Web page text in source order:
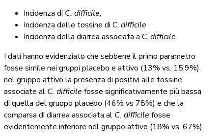
Incidenza di C. difficile,
Incidenza delle tossine di C. difficile
Incidenza della diarrea associata a C. difficile
I dati hanno evidenziato che sebbene il primo parametro
fosse simile nei gruppi placebo e attivo (13% vs. 15,9%),
nel gruppo attivo la presenza di positivi alle tossine
associate al C. difficile fosse significativamente più bassa
di quella del gruppo placebo (46% vs 78%) e che la
comparsa di diarrea associata al C. difficile fosse
evidentemente inferiore nel gruppo attivo (18% vs. 67%).